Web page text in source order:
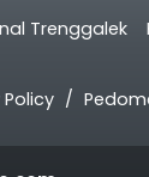
Trenggalek